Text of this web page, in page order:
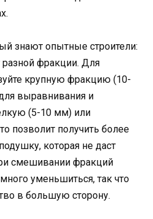
знают опытные строители:
фракции. Для
крупную фракцию (10-
выравнивания и
(5-10 мм) или
позволит получить более
которая не даст
смешивании фракций
уменьшиться, так что
в большую сторону.